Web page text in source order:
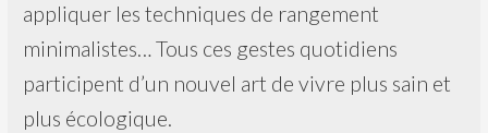
appliquer les techniques de rangement
minimalistes… Tous ces gestes quotidiens
participent d’un nouvel art de vivre plus sain et
plus écologique.